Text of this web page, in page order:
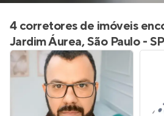
4 corretores de imóveis
Jardim Áurea, São Paulo - SP